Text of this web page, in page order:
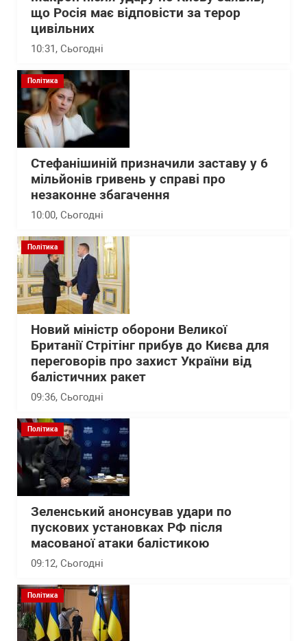
що Росія має відповісти за терор
цивільних
10:31, Сьогодні
Політика
Стефанішиній призначили заставу у 6
мільйонів гривень у справі про
незаконне збагачення
10:00, Сьогодні
Політика
Новий міністр оборони Великої
Британії Стрітінг прибув до Києва для
переговорів про захист України від
балістичних ракет
09:36, Сьогодні
Політика
Зеленський анонсував удари по
пускових установках РФ після
масованої атаки балістикою
09:12, Сьогодні
Політика